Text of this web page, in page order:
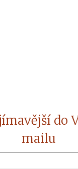
do
mailu